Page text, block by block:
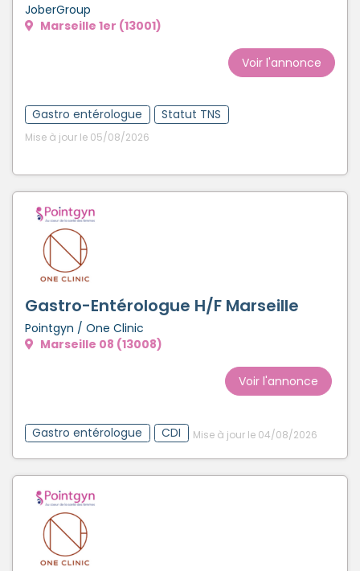
JoberGroup
Marseille 1er (13001)
Voir l'annonce
Gastro entérologue Statut TNS
Mise à jour le 05/08/2026
Gastro-Entérologue H/F Marseille
Pointgyn / One Clinic
Marseille 08 (13008)
Voir l'annonce
Gastro entérologue CDI Mise à jour le 04/08/2026